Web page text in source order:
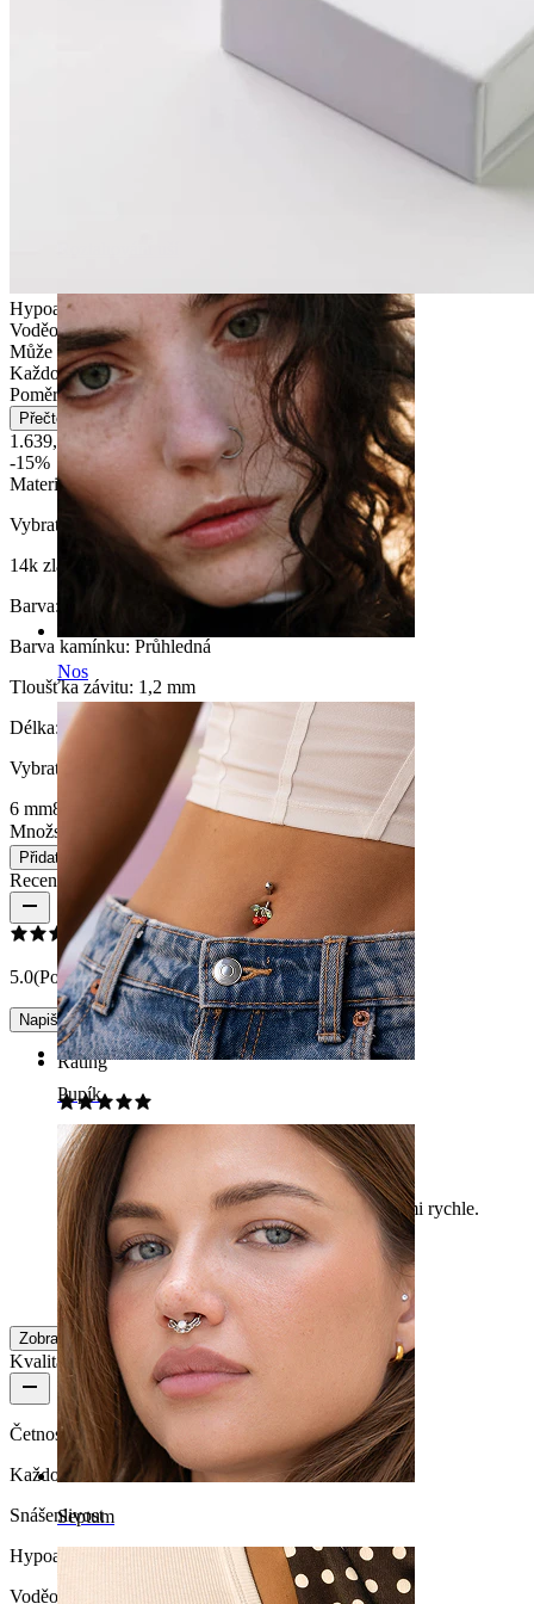
Nos
Pupík
Septum
Hypoalergenní
Voděodolný
Může vydržet celý život
Každodenní nošení
Poměrně snadné
Přečtěte si více
1.639,65 Kč
1.929,00 Kč
-15%
Materiál:
Vybrat Materiál
14k zlato
14k bílé zlato
Barva:
Barva kamínku: Průhledná
Tloušťka závitu: 1,2 mm
Délka:
Vybrat Délka
6 mm8 mm
Množství: 1
Změnit
Přidat do košíku
Recenze produktu
5.0(Počet recenzí: 1)
Napište recenzi
Rating
Skvělé ❤️
Tak dobře sedí. Objednávka byla odeslána velmi rychle.
Alibrt Ověřený nákup
Přeloženo pomocí AI Zobrazit původní text
Zobrazit více
Kvalita produktu
Četnost nošení
Každodenní nošení
Snášenlivost
Hypoalergenní
Voděodolnost